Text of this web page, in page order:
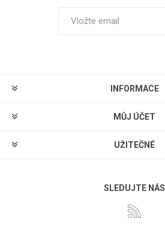
INFORMACE
MŮJ ÚČET
UŽITEČNÉ
SLEDUJTE NÁS